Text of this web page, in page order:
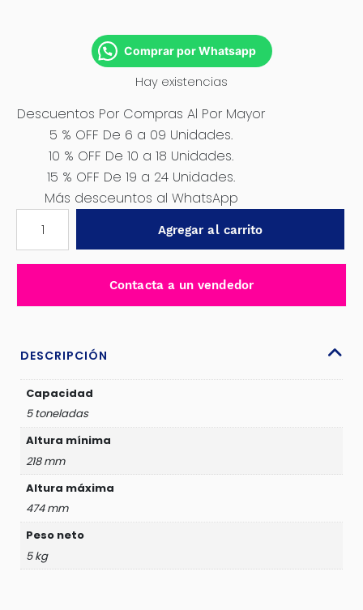
Comprar por Whatsapp
Hay existencias
Descuentos Por Compras Al Por Mayor
5 % OFF De 6 a 09 Unidades.
10 % OFF De 10 a 18 Unidades.
15 % OFF De 19 a 24 Unidades.
Más desceuntos al WhatsApp
BOTELLA
5TON
NIQUELADO
THT109054
cantidad
Agregar al carrito
Contacta a un vendedor
DESCRIPCIÓN
Capacidad
5 toneladas
Altura mínima
218 mm
Altura máxima
474 mm
Peso neto
5 kg